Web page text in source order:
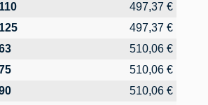
497,37 €
497,37 €
510,06 €
510,06 €
510,06 €